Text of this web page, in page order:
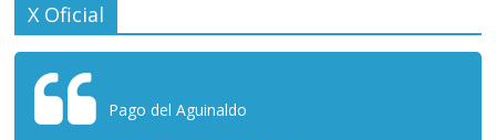
X Oficial
Pago del Aguinaldo